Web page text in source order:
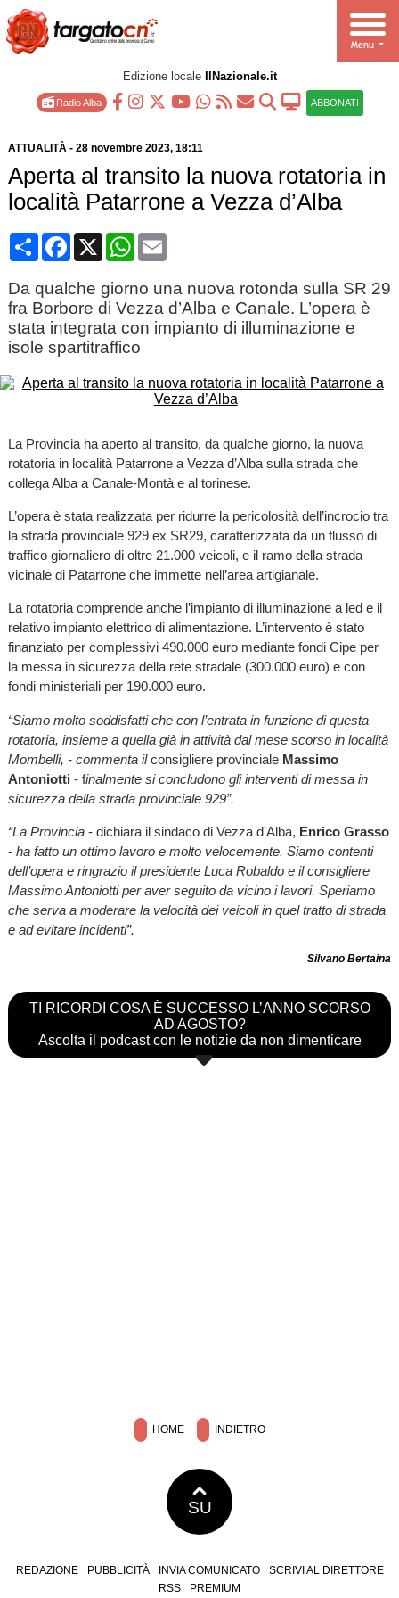
Edizione locale IlNazionale.it
Radio Alba ABBONATI
ATTUALITÀ- 28 novembre 2023, 18:11
Aperta al transito la nuova rotatoria in
località Patarrone a Vezza d’Alba
CondividiFacebook
X WhatsApp
Email
Da qualche giorno una nuova rotonda sulla SR 29
fra Borbore di Vezza d’Alba e Canale. L’opera è
stata integrata con impianto di illuminazione e
isole spartitraffico
La Provincia ha aperto al transito, da qualche giorno, la nuova
rotatoria in località Patarrone a Vezza d’Alba sulla strada che
collega Alba a Canale-Montà e al torinese.
L’opera è stata realizzata per ridurre la pericolosità dell’incrocio tra
la strada provinciale 929 ex SR29, caratterizzata da un flusso di
traffico giornaliero di oltre 21.000 veicoli, e il ramo della strada
vicinale di Patarrone che immette nell’area artigianale.
La rotatoria comprende anche l’impianto di illuminazione a led e il
relativo impianto elettrico di alimentazione. L’intervento è stato
finanziato per complessivi 490.000 euro mediante fondi Cipe per
la messa in sicurezza della rete stradale (300.000 euro) e con
fondi ministeriali per 190.000 euro.
“Siamo molto soddisfatti che con l’entrata in funzione di questa
rotatoria, insieme a quella già in attività dal mese scorso in località
Mombelli, - commenta ilconsigliere provinciale Massimo
Antoniotti - finalmente si concludono gli interventi di messa in
sicurezza della strada provinciale 929”.
“La Provincia- dichiara il sindaco di Vezza d'Alba, Enrico Grasso
- ha fatto un ottimo lavoro e molto velocemente. Siamo contenti
dell’opera e ringrazio il presidente Luca Robaldo e il consigliere
Massimo Antoniotti per aver seguito da vicino i lavori. Speriamo
che serva a moderare la velocità dei veicoli in quel tratto di strada
e ad evitare incidenti”.
Silvano Bertaina
TI RICORDI COSA È SUCCESSO L’ANNO SCORSO
AD AGOSTO?
Ascolta il podcast con le notizie da non dimenticare
HOME INDIETRO
SU
REDAZIONE PUBBLICITÀ INVIA COMUNICATO
SCRIVI AL DIRETTORE
RSS
PREMIUM